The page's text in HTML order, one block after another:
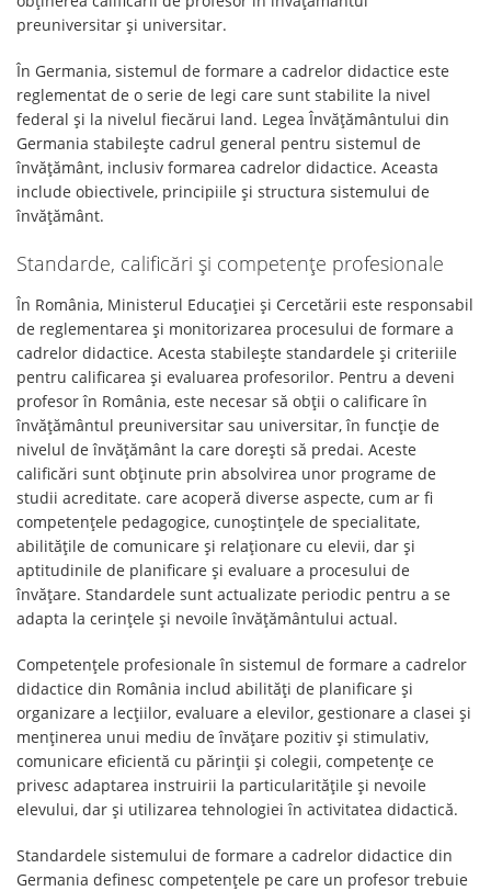
preuniversitar și universitar.
În Germania, sistemul de formare a cadrelor didactice este
reglementat de o serie de legi care sunt stabilite la nivel
federal și la nivelul fiecărui land. Legea Învățământului din
Germania stabilește cadrul general pentru sistemul de
învățământ, inclusiv formarea cadrelor didactice. Aceasta
include obiectivele, principiile și structura sistemului de
învățământ.
Standarde, calificări și competențe profesionale
În România, Ministerul Educației și Cercetării este responsabil
de reglementarea și monitorizarea procesului de formare a
cadrelor didactice. Acesta stabilește standardele și criteriile
pentru calificarea și evaluarea profesorilor. Pentru a deveni
profesor în România, este necesar să obții o calificare în
învățământul preuniversitar sau universitar, în funcție de
nivelul de învățământ la care dorești să predai. Aceste
calificări sunt obținute prin absolvirea unor programe de
studii acreditate. care acoperă diverse aspecte, cum ar fi
competențele pedagogice, cunoștințele de specialitate,
abilitățile de comunicare și relaționare cu elevii, dar și
aptitudinile de planificare și evaluare a procesului de
învățare. Standardele sunt actualizate periodic pentru a se
adapta la cerințele și nevoile învățământului actual.
Competențele profesionale în sistemul de formare a cadrelor
didactice din România includ abilități de planificare și
organizare a lecțiilor, evaluare a elevilor, gestionare a clasei și
menținerea unui mediu de învățare pozitiv și stimulativ,
comunicare eficientă cu părinții și colegii, competențe ce
privesc adaptarea instruirii la particularitățile și nevoile
elevului, dar și utilizarea tehnologiei în activitatea didactică.
Standardele sistemului de formare a cadrelor didactice din
Germania definesc competențele pe care un profesor trebuie